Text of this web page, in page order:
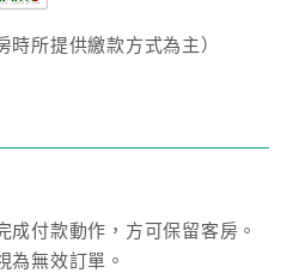
時所提供繳款方式為主）
成付款動作，方可保留客房。
為無效訂單。